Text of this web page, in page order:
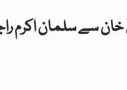
سے سلمان اکرم